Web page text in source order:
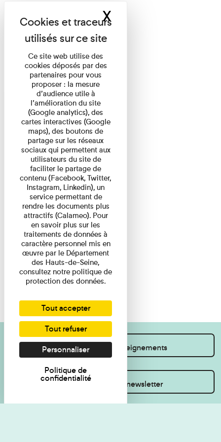
Je souhaite des renseignements
Inscrivez-vous à la newsletter
Ce site web utilise des
cookies déposés par des
partenaires pour vous
proposer : la mesure
d’audience utile à
l’amélioration du site
(Google analytics), des
cartes interactives (Google
maps), des boutons de
partage sur les réseaux
sociaux qui permettent aux
utilisateurs du site de
faciliter le partage de
contenu (Facebook, Twitter,
Instagram, Linkedin), un
service permettant de
rendre les documents plus
attractifs (Calameo). Pour
en savoir plus sur les
traitements de données à
caractère personnel mis en
œuvre par le Département
des Hauts-de-Seine,
consultez notre politique de
protection des données.
Tout accepter
Tout refuser
Personnaliser
Politique de
confidentialité
XMasquer le